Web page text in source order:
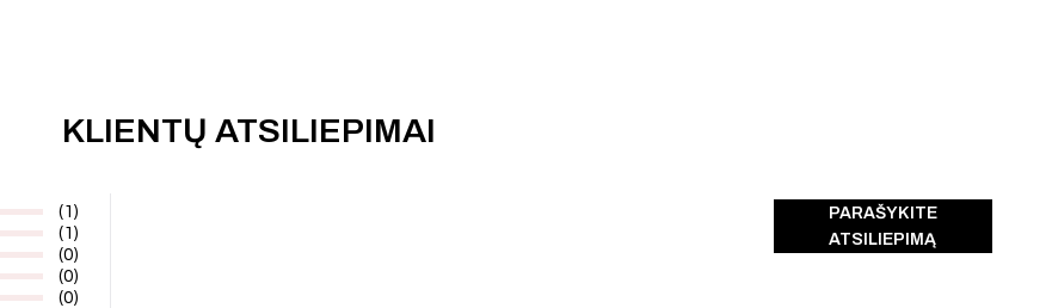
KLIENTŲ ATSILIEPIMAI
(1)
(1)
(0)
(0)
(0)
PARAŠYKITE
ATSILIEPIMĄ